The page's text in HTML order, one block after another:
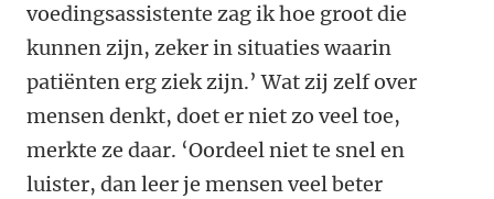
voedingsassistente zag ik hoe groot die
kunnen zijn, zeker in situaties waarin
patiënten erg ziek zijn.’ Wat zij zelf over
mensen denkt, doet er niet zo veel toe,
merkte ze daar. ‘Oordeel niet te snel en
luister, dan leer je mensen veel beter